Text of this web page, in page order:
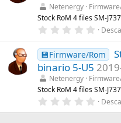
t
r
e
l
a
(
s
)
Netenergy
Stock RoM 4 files SM-
0
0
0
e
s
t
r
e
l
💾Firmware/Rom
binario 5-U5
Netenergy
Stock RoM 4 files SM-
0
0